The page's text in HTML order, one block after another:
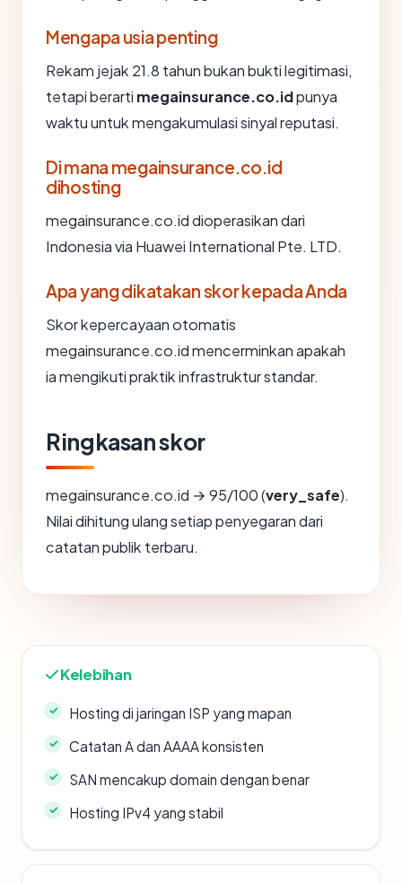
Mengapa usia penting
Rekam jejak 21.8 tahun bukan bukti legitimasi,
tetapi berarti megainsurance.co.idpunya
waktu untuk mengakumulasi sinyal reputasi.
Di mana megainsurance.co.id
dihosting
megainsurance.co.id dioperasikan dari
Indonesia via Huawei International Pte. LTD.
Apa yang dikatakan skor kepada Anda
Skor kepercayaan otomatis
megainsurance.co.id mencerminkan apakah
ia mengikuti praktik infrastruktur standar.
Ringkasan skor
megainsurance.co.id → 95/100 (very_safe).
Nilai dihitung ulang setiap penyegaran dari
catatan publik terbaru.
Kelebihan
Hosting di jaringan ISP yang mapan
Catatan A dan AAAA konsisten
SAN mencakup domain dengan benar
Hosting IPv4 yang stabil